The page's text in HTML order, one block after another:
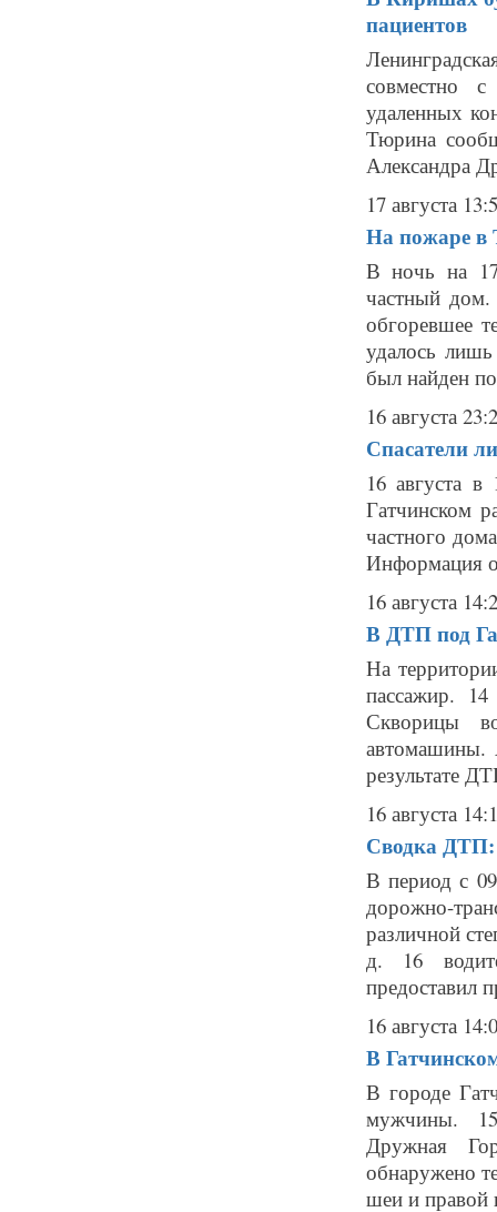
пациентов
совместно
удаленных
Тюрина
Александра
17 августа
На пожаре в
В ночь на 17
частный
обгоревшее
удалось
был найден
16 августа
Спасатели
16 августа
Гатчинском
частного
Информация
16 августа
В ДТП под
На
пассажир.
Скворицы
автомашины.
результате
16 августа
Сводка ДТП:
В период с
дорожно-
различной
д. 16
предоставил
16 августа
В
В городе
мужчины. 15
Дружная
обнаружено
шеи и правой